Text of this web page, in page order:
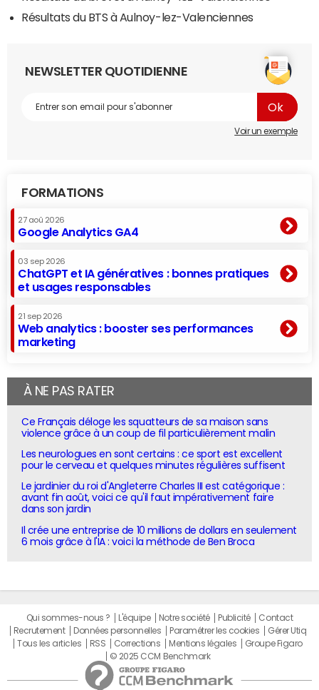
Résultats du BTS à Aulnoy-lez-Valenciennes
NEWSLETTER QUOTIDIENNE
Voir un exemple
FORMATIONS
27 aoû 2026
Google Analytics GA4
03 sep 2026
ChatGPT et IA génératives : bonnes pratiques
et usages responsables
21 sep 2026
Web analytics : booster ses performances
marketing
À NE PAS RATER
Ce Français déloge les squatteurs de sa maison sans
violence grâce à un coup de fil particulièrement malin
Les neurologues en sont certains : ce sport est excellent
pour le cerveau et quelques minutes régulières suffisent
Le jardinier du roi d'Angleterre Charles III est catégorique :
avant fin août, voici ce qu'il faut impérativement faire
dans son jardin
Il crée une entreprise de 10 millions de dollars en seulement
6 mois grâce à l'IA : voici la méthode de Ben Broca
Qui sommes-nous ? L'équipe Notre société Publicité
Contact
Recrutement
Données personnelles Paramétrer les cookies
Gérer Utiq
Tous les articles
RSS Corrections Mentions légales
Groupe Figaro
© 2025 CCM Benchmark